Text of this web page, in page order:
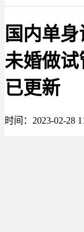
国内单
未婚做试
已更新
时间：2023-02-28